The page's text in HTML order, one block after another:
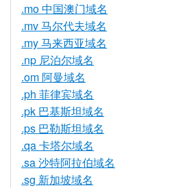
.mo 中国澳门域名
.mv 马尔代夫域名
.my 马来西亚域名
.np 尼泊尔域名
.om 阿曼域名
.ph 菲律宾域名
.pk 巴基斯坦域名
.ps 巴勒斯坦域名
.qa 卡塔尔域名
.sa 沙特阿拉伯域名
.sg 新加坡域名